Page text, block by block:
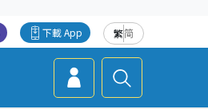
繁简
下載 App